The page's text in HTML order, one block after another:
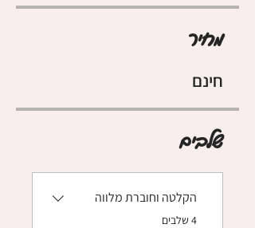
מחיר
חינם
שלבים
הקלטה וחוברת מלווה
.
4 שלבים